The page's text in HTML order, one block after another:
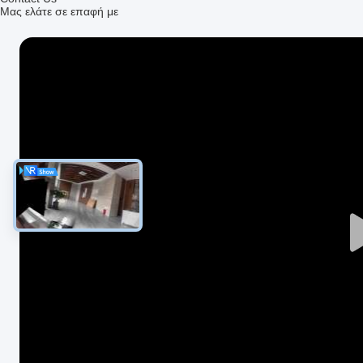
Μας ελάτε σε επαφή με